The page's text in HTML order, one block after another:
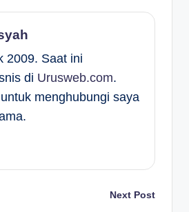
2009. Saat ini
di Urusweb.com.
menghubungi saya
Next Post